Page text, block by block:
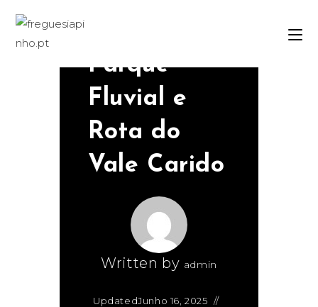
Parque
Fluvial e
Rota do
Vale Carido
Written by admin
UpdatedJunho 16, 2025